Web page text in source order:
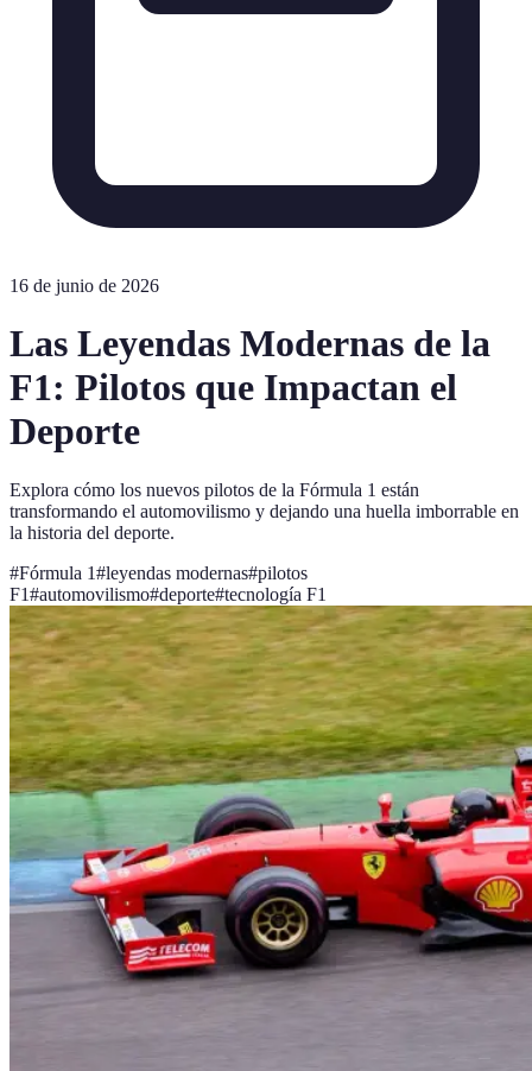
16 de junio de 2026
Las Leyendas Modernas de la
F1: Pilotos que Impactan el
Deporte
Explora cómo los nuevos pilotos de la Fórmula 1 están
transformando el automovilismo y dejando una huella imborrable en
la historia del deporte.
#Fórmula 1#leyendas modernas#pilotos
F1#automovilismo#deporte#tecnología F1